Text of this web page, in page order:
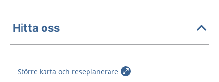
Hitta oss
Större karta och reseplanerare